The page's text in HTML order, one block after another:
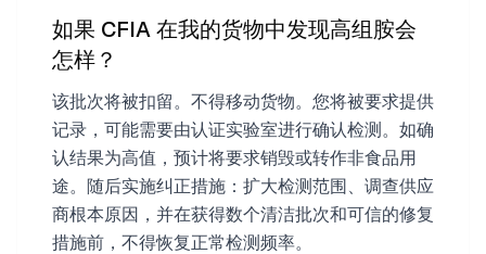
如果 CFIA 在我的货物中发现高组胺会
怎样？
该批次将被扣留。不得移动货物。您将被要求提供
记录，可能需要由认证实验室进行确认检测。如确
认结果为高值，预计将要求销毁或转作非食品用
途。随后实施纠正措施：扩大检测范围、调查供应
商根本原因，并在获得数个清洁批次和可信的修复
措施前，不得恢复正常检测频率。